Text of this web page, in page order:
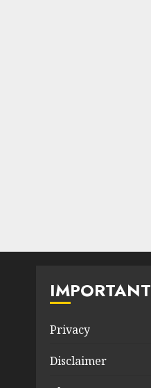
IMPORTANT
Privacy
Disclaimer